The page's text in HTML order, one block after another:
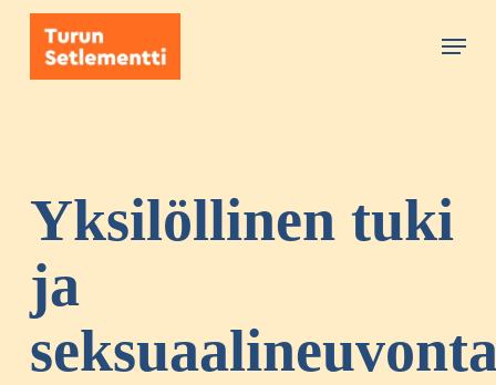
Skip
Menu
Yksilöllinen tuki
ja